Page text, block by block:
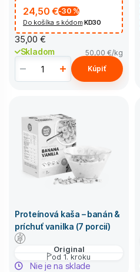
24,50 €-30 %
Do košíka s kódom KD30
35,00 €
Skladom 50,00 €/kg
Kúpiť
Proteínová kaša – banán &
príchuť vanilka (7 porcií)
Original
od 1. kroku
Nie je na sklade